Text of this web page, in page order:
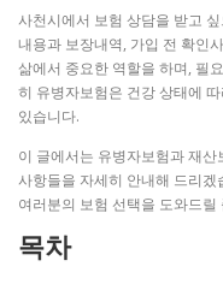
사천시에서 보험 상담을 받고
내용과 보장내역, 가입 전 확인
삶에서 중요한 역할을 하며, 필
히 유병자보험은 건강 상태에
있습니다.
이 글에서는 유병자보험과 재
사항들을 자세히 안내해 드리
여러분의 보험 선택을 도와드릴
목차